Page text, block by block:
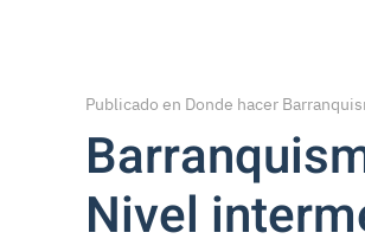
Publicado en Donde hacer
Nivel